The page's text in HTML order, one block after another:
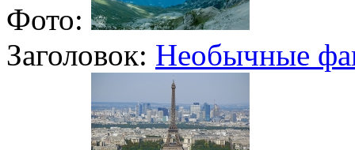
Фото:
Заголовок: Необычные